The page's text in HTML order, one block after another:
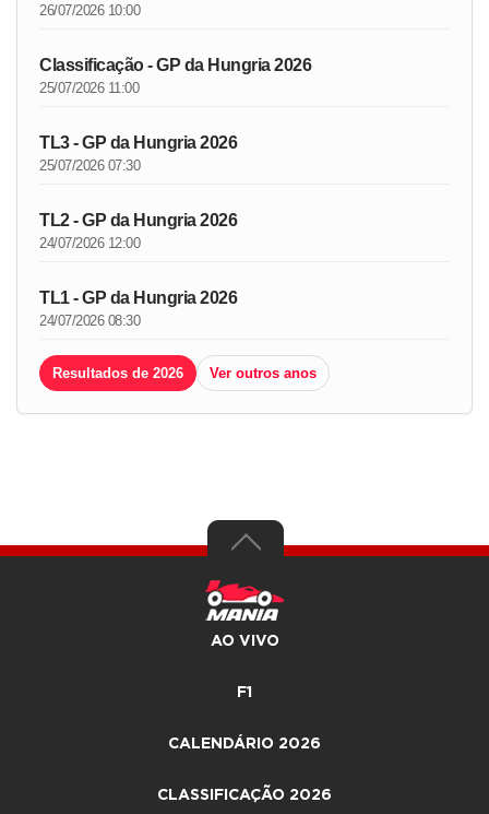
26/07/2026 10:00
Classificação - GP da Hungria 2026
25/07/2026 11:00
TL3 - GP da Hungria 2026
25/07/2026 07:30
TL2 - GP da Hungria 2026
24/07/2026 12:00
TL1 - GP da Hungria 2026
24/07/2026 08:30
Resultados de 2026 Ver outros anos
AO VIVO
F1
CALENDÁRIO 2026
CLASSIFICAÇÃO 2026